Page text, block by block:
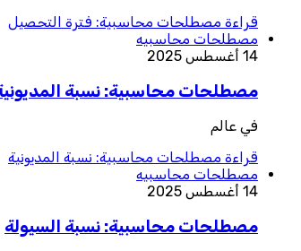
قراءة مصطلحات محاسبية: فترة التحصيل
مصطلحات محاسبيه
14 أغسطس 2025
مصطلحات محاسبية: نسبة
في عالم
قراءة مصطلحات محاسبية: نسبة المديونية
مصطلحات محاسبيه
14 أغسطس 2025
مصطلحات محاسبية: نسبة السيولة